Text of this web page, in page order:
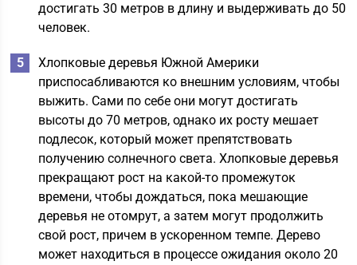
достигать 30 метров в длину и выдерживать до 50
человек.
Хлопковые деревья Южной Америки
приспосабливаются ко внешним условиям, чтобы
выжить. Сами по себе они могут достигать
высоты до 70 метров, однако их росту мешает
подлесок, который может препятствовать
получению солнечного света. Хлопковые деревья
прекращают рост на какой-то промежуток
времени, чтобы дождаться, пока мешающие
деревья не отомрут, а затем могут продолжить
свой рост, причем в ускоренном темпе. Дерево
может находиться в процессе ожидания около 20